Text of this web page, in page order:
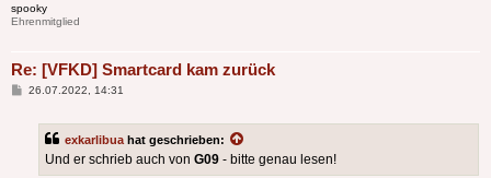
spooky
Ehrenmitglied
Re: [VFKD] Smartcard kam zurück
Beitrag
26.07.2022, 14:31
exkarlibua hat geschrieben:
Und er schrieb auch von G09 - bitte genau lesen!